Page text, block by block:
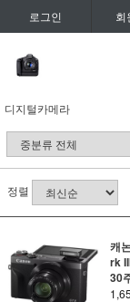
로그인 회
디지털카메라
정렬
캐
rk
30